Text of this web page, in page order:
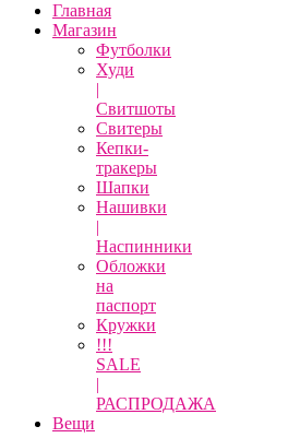
Главная
Магазин
Футболки
Худи
|
Свитшоты
Свитеры
Кепки-
тракеры
Шапки
Нашивки
|
Наспинники
Обложки
на
паспорт
Кружки
!!!
SALE
|
РАСПРОДАЖА
Вещи